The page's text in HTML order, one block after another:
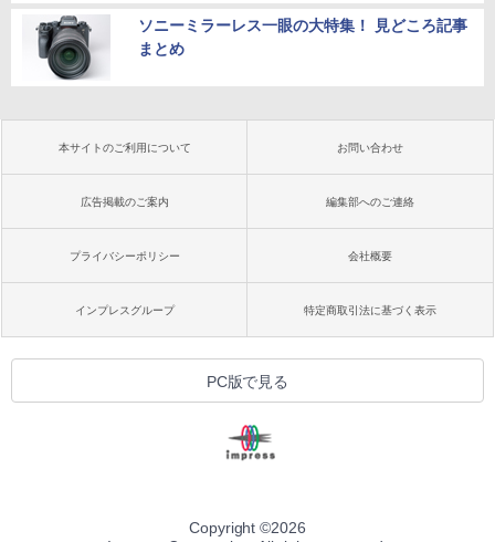
ソニーミラーレス一眼の大特集！ 見どころ記事
まとめ
本サイトのご利用について お問い合わせ
広告掲載のご案内 編集部へのご連絡
プライバシーポリシー 会社概要
インプレスグループ 特定商取引法に基づく表示
PC版で見る
Copyright ©2026